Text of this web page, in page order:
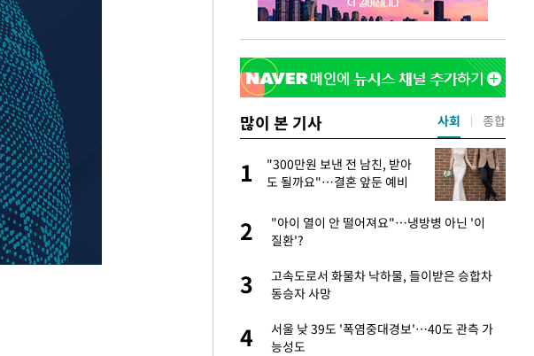
많이 본 기사
정웅인 첫째 딸, 연기자 지
망…또 배우 꿈꾸는 스타 2세
정부, 전 산업에 'AI 옷' 입힌다…AI 로봇 연
1000대 보급 추진
1
"300만원 보낸 전 남친, 받아
도 될까요"…결혼 앞둔 예비
2
"아이 열이 안 떨어져요"…냉방병 아닌 '이
질환'?
3
고속도로서 화물차 낙하물, 들이받은 승합차
동승자 사망
4
서울 낮 39도 '폭염중대경보'…40도 관측 가
능성도
사회 종합